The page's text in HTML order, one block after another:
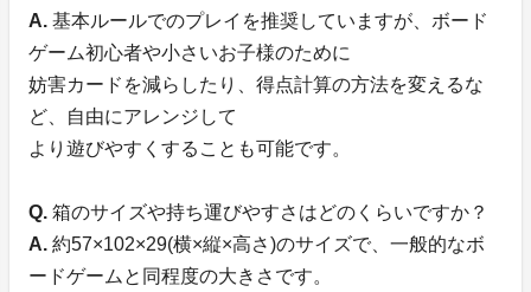
A. 基本ルールでのプレイを推奨していますが、ボード
ゲーム初心者や小さいお子様のために
妨害カードを減らしたり、得点計算の方法を変えるな
ど、自由にアレンジして
より遊びやすくすることも可能です。
Q. 箱のサイズや持ち運びやすさはどのくらいですか？
A. 約57×102×29(横×縦×高さ)のサイズで、一般的なボ
ードゲームと同程度の大きさです。